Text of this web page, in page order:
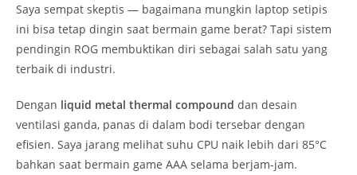
Saya sempat skeptis — bagaimana mungkin laptop setipis
ini bisa tetap dingin saat bermain game berat? Tapi sistem
pendingin ROG membuktikan diri sebagai salah satu yang
terbaik di industri.
Dengan liquid metal thermal compound dan desain
ventilasi ganda, panas di dalam bodi tersebar dengan
efisien. Saya jarang melihat suhu CPU naik lebih dari 85°C
bahkan saat bermain game AAA selama berjam-jam.